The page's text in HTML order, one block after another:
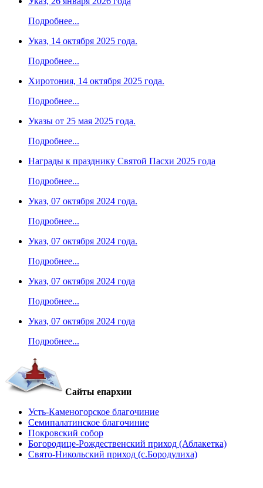
Подробнее...
Указ, 14 октября 2025 года.
Подробнее...
Хиротония, 14 октября 2025 года.
Подробнее...
Указы от 25 мая 2025 года.
Подробнее...
Награды к празднику Святой Пасхи 2025 года
Подробнее...
Указ, 07 октября 2024 года.
Подробнее...
Указ, 07 октября 2024 года.
Подробнее...
Указ, 07 октября 2024 года
Подробнее...
Указ, 07 октября 2024 года
Подробнее...
Сайты епархии
Усть-Каменогорское благочиние
Семипалатинское благочиние
Покровский собор
Богородице-Рождественский приход (Аблакетка)
Свято-Никольский приход (с.Бородулиха)